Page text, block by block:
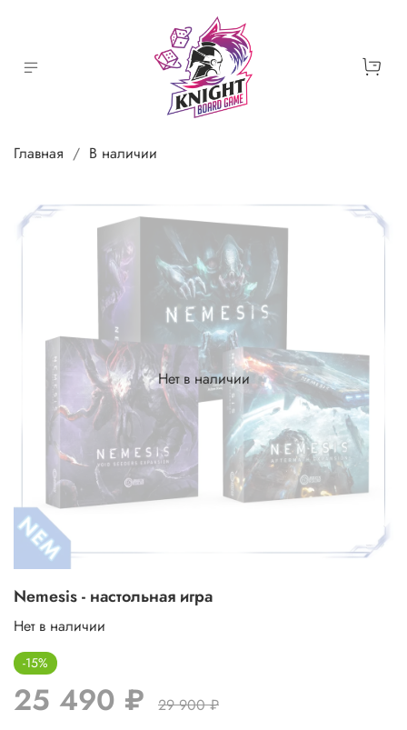
Главная В наличии
Нет в наличии
Nemesis - настольная игра
Нет в наличии
-15%
25 490 ₽ 29 900 ₽